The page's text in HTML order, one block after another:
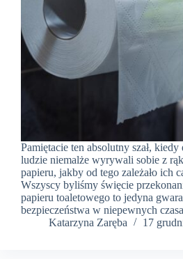
Pamiętacie ten absolutny szał,
ludzie niemalże wyrywali sobie z
papieru, jakby od tego zależało ich
Wszyscy byliśmy święcie
papieru toaletowego to jedyna
bezpieczeństwa w niepewnych
Katarzyna Zaręba
17